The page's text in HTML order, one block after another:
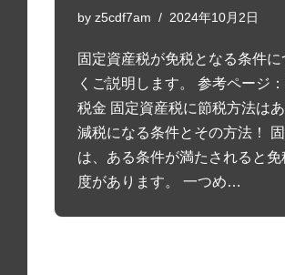
by z5cdf7am 2024年10月2日
固定資産税が免税となる条件に
くご説明します。 参考ページ
税金 固定資産税に節税方法は
減税になる条件とその方法！
は、ある条件が満たされると免
度があります。 一つめ…